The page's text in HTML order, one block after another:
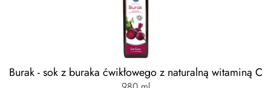
Burak - sok z buraka ćwikłowego z naturalną witaminą C